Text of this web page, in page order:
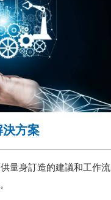
方案
量身訂造的建議和工作流